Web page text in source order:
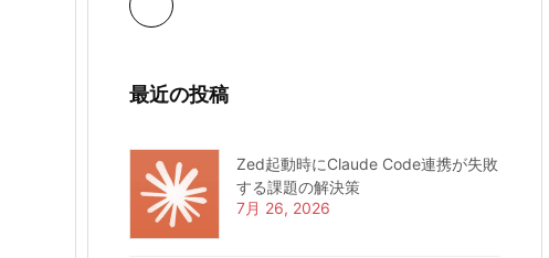
最近の投稿
Zed起動時にClaude Code連携が失敗
する課題の解決策
7月 26, 2026